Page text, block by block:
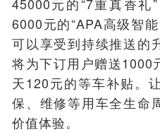
6000元的“APA高级智
可以享受到持续推送的
将为下订用户赠送1000
天120元的等车补贴。
保、维修等用车全生命
价值体验。